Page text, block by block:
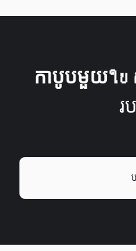
កាបូបមួយใบ
រ